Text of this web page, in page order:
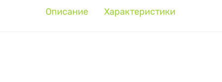
Описание Характеристики